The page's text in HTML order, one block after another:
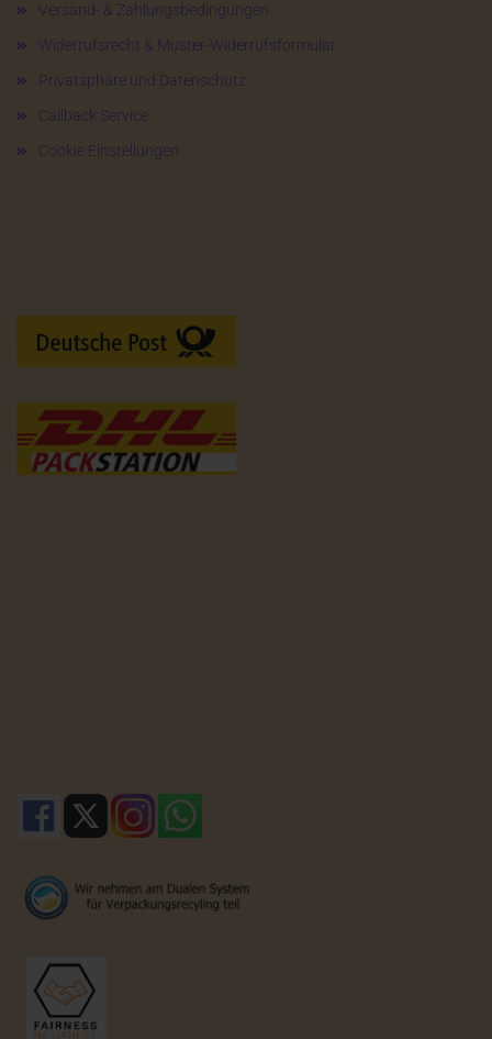
Versand- & Zahlungsbedingungen
Widerrufsrecht & Muster-Widerrufsformular
Privatsphäre und Datenschutz
Callback Service
Cookie Einstellungen